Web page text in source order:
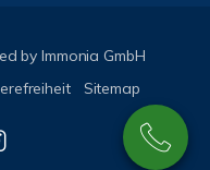
byImmonia GmbH
Sitemap